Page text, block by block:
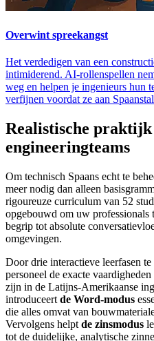
Overwint spreekangst
Het verdedigen van een
intimiderend. AI-rollenspellen
weg en helpen je ingenieurs hun
verfijnen voordat ze aan
Realistische
engineeringteams
Om technisch Spaans echt te
meer nodig dan alleen
rigoureuze curriculum van 52
opgebouwd om uw professionals
begrip tot absolute
omgevingen.
Door drie interactieve leerfasen
personeel de exacte
zijn in de Latijns-Amerikaanse
introduceert de Word-modus
die alles omvat van
Vervolgens helpt de zinsmodus
tot de duidelijke, analytische